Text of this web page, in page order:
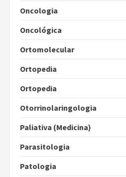
Oncologia
Oncológica
Ortomolecular
Ortopedia
Ortopedia
Otorrinolaringologia
Paliativa (Medicina)
Parasitologia
Patologia